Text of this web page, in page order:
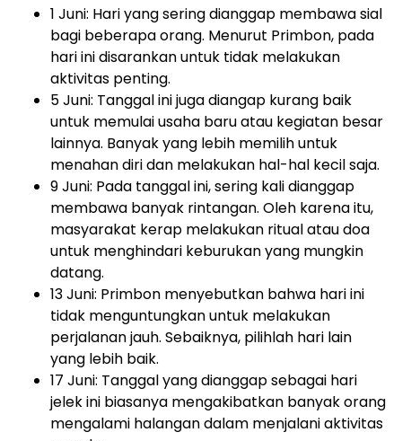
1 Juni: Hari yang sering dianggap membawa sial
bagi beberapa orang. Menurut Primbon, pada
hari ini disarankan untuk tidak melakukan
aktivitas penting.
5 Juni: Tanggal ini juga diangap kurang baik
untuk memulai usaha baru atau kegiatan besar
lainnya. Banyak yang lebih memilih untuk
menahan diri dan melakukan hal-hal kecil saja.
9 Juni: Pada tanggal ini, sering kali dianggap
membawa banyak rintangan. Oleh karena itu,
masyarakat kerap melakukan ritual atau doa
untuk menghindari keburukan yang mungkin
datang.
13 Juni: Primbon menyebutkan bahwa hari ini
tidak menguntungkan untuk melakukan
perjalanan jauh. Sebaiknya, pilihlah hari lain
yang lebih baik.
17 Juni: Tanggal yang dianggap sebagai hari
jelek ini biasanya mengakibatkan banyak orang
mengalami halangan dalam menjalani aktivitas